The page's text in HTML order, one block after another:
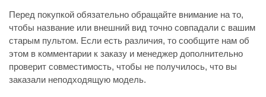
Перед покупкой обязательно обращайте внимание на то,
чтобы название или внешний вид точно совпадали с вашим
старым пультом. Если есть различия, то сообщите нам об
этом в комментарии к заказу и менеджер дополнительно
проверит совместимость, чтобы не получилось, что вы
заказали неподходящую модель.